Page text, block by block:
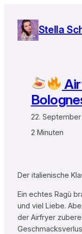
Inhalt
springen
Stella
22.
2 Minuten
Der italienische
Ein echtes Ragù
und viel Liebe.
der Airfryer